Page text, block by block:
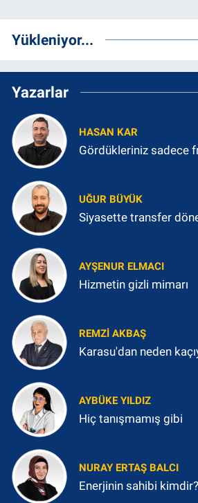
Yükleniyor...
Yazarlar
HASAN KAR
Gördükleriniz sadece
UĞUR BÜYÜK
Siyasette transfer
AYŞENUR ELMACI
Hizmetin gizli mimarı
REMZI AKBAŞ
Karasu'dan neden
AYBÜKE YILDIZ
Hiç tanışmamış gibi
NURAY ERTAŞ BALCI
Enerjinin sahibi kimdir?